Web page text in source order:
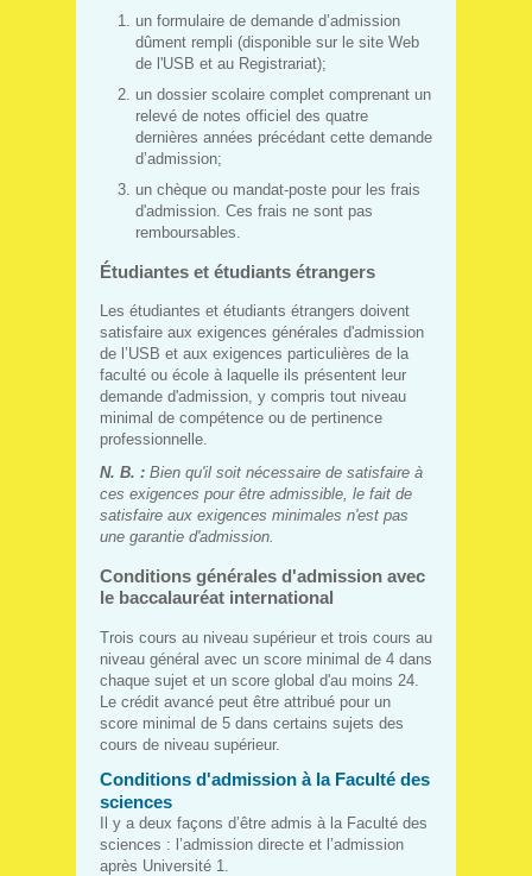
un formulaire de demande d’admission
dûment rempli (disponible sur le site Web
de l'USB et au Registrariat);
un dossier scolaire complet comprenant un
relevé de notes officiel des quatre
dernières années précédant cette demande
d’admission;
un chèque ou mandat-poste pour les frais
d'admission. Ces frais ne sont pas
remboursables.
Étudiantes et étudiants étrangers
Les étudiantes et étudiants étrangers doivent
satisfaire aux exigences générales d'admission
de l’USB et aux exigences particulières de la
faculté ou école à laquelle ils présentent leur
demande d'admission, y compris tout niveau
minimal de compétence ou de pertinence
professionnelle.
N. B. : Bien qu'il soit nécessaire de satisfaire à
ces exigences pour être admissible, le fait de
satisfaire aux exigences minimales n'est pas
une garantie d'admission.
Conditions générales d'admission avec
le baccalauréat international
Trois cours au niveau supérieur et trois cours au
niveau général avec un score minimal de 4 dans
chaque sujet et un score global d'au moins 24.
Le crédit avancé peut être attribué pour un
score minimal de 5 dans certains sujets des
cours de niveau supérieur.
Conditions d'admission à la Faculté des
sciences
Il y a deux façons d’être admis à la Faculté des
sciences : l’admission directe et l’admission
après Université 1.